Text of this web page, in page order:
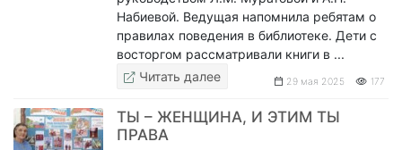
Набиевой. Ведущая напомнила ребятам о
правилах поведения в библиотеке. Дети с
восторгом рассматривали книги в ...
29 мая 2025 177
Читать далее
ТЫ – ЖЕНЩИНА, И ЭТИМ ТЫ
ПРАВА